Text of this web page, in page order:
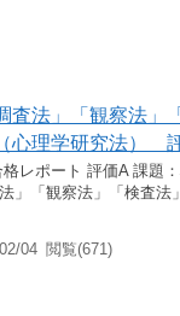
法」「観察法」
心理学研究法）
レポート 評価A 課題
」「観察法」「検査
04 閲覧(671)